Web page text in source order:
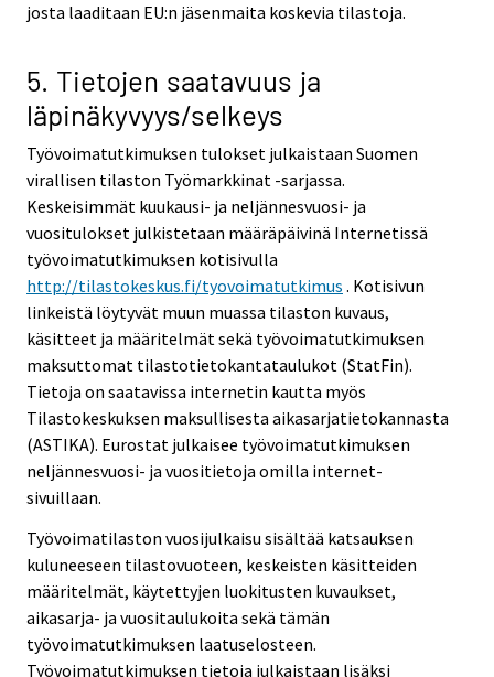
josta laaditaan EU:n jäsenmaita koskevia tilastoja.
5. Tietojen saatavuus ja
läpinäkyvyys/selkeys
Työvoimatutkimuksen tulokset julkaistaan Suomen
virallisen tilaston Työmarkkinat -sarjassa.
Keskeisimmät kuukausi- ja neljännesvuosi- ja
vuositulokset julkistetaan määräpäivinä Internetissä
työvoimatutkimuksen kotisivulla
http://tilastokeskus.fi/tyovoimatutkimus . Kotisivun
linkeistä löytyvät muun muassa tilaston kuvaus,
käsitteet ja määritelmät sekä työvoimatutkimuksen
maksuttomat tilastotietokantataulukot (StatFin).
Tietoja on saatavissa internetin kautta myös
Tilastokeskuksen maksullisesta aikasarjatietokannasta
(ASTIKA). Eurostat julkaisee työvoimatutkimuksen
neljännesvuosi- ja vuositietoja omilla internet-
sivuillaan.
Työvoimatilaston vuosijulkaisu sisältää katsauksen
kuluneeseen tilastovuoteen, keskeisten käsitteiden
määritelmät, käytettyjen luokitusten kuvaukset,
aikasarja- ja vuositaulukoita sekä tämän
työvoimatutkimuksen laatuselosteen.
Työvoimatutkimuksen tietoja julkaistaan lisäksi